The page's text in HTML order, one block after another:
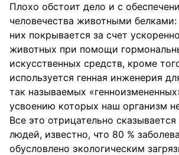
Плохо обстоит дело и с
человечества животными белками:
них покрывается за счет
животных при помощи
искусственных средств, кроме
используется генная инженерия
так называемых
усвоению которых наш организм
Все это отрицательно
людей, известно, что 80 %
обусловлено экологическим